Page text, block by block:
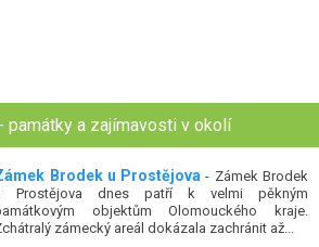
památky a zajímavosti v okolí
Brodek u Prostějova - Zámek Brodek
Prostějova dnes patří k velmi pěkným
objektům Olomouckého kraje.
zámecký areál dokázala zachránit až...